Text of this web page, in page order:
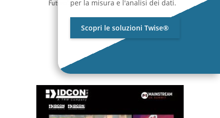
Futuro“. Questa giornata rappresenta il […]
per la misura e l'analisi dei dati.
Scopri le soluzioni Twise®